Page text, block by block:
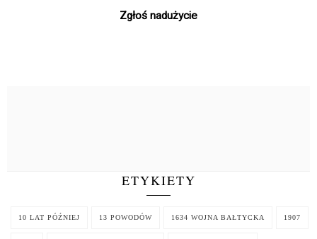
Zgłoś nadużycie
ETYKIETY
10 LAT PÓŹNIEJ 13 POWODÓW 1634 WOJNA BAŁTYCKA 1907